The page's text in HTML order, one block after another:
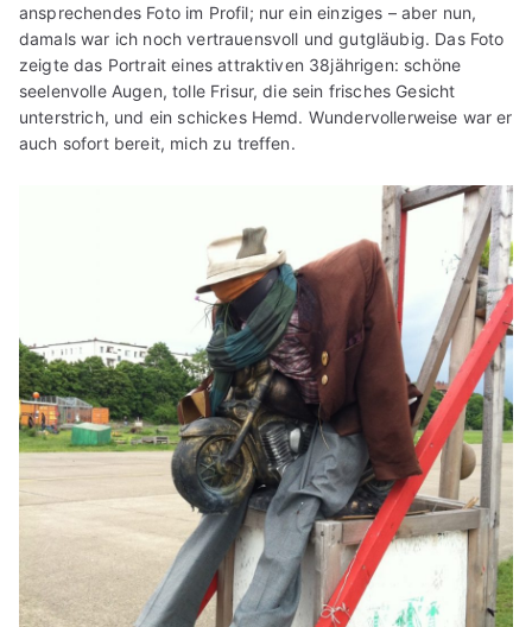
ansprechendes Foto im Profil; nur ein einziges – aber nun,
damals war ich noch vertrauensvoll und gutgläubig. Das Foto
zeigte das Portrait eines attraktiven 38jährigen: schöne
seelenvolle Augen, tolle Frisur, die sein frisches Gesicht
unterstrich, und ein schickes Hemd. Wundervollerweise war er
auch sofort bereit, mich zu treffen.